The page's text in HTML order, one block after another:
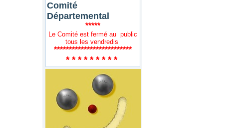
Comité
Départemental
*****
Le Comité est fermé au public
tous les vendredis
**************************
* * * * * * * * *